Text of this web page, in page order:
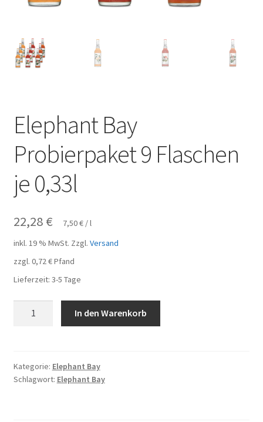
Elephant Bay
Probierpaket 9 Flaschen
je 0,33l
22,28 € 7,50€ /l
inkl. 19 % MwSt. Zzgl. Versand
zzgl. 0,72€Pfand
Lieferzeit: 3-5 Tage
Flaschen
je
In den Warenkorb
Kategorie: Elephant Bay
Schlagwort: Elephant Bay